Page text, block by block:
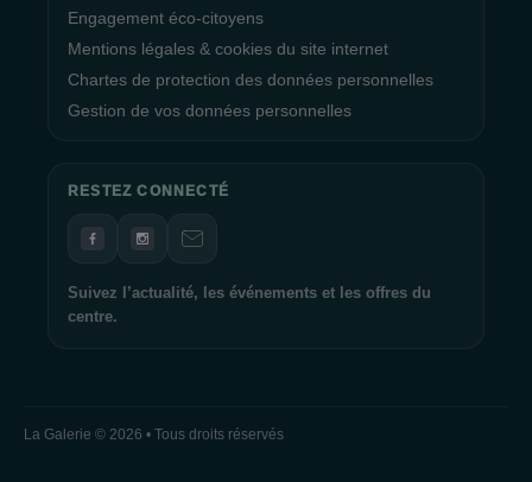
Engagement éco-citoyens
Mentions légales & cookies du site internet
Chartes de protection des données personnelles
Gestion de vos données personnelles
RESTEZ CONNECTÉ
Suivez l’actualité, les événements et les offres du
centre.
La Galerie © 2026 • Tous droits réservés